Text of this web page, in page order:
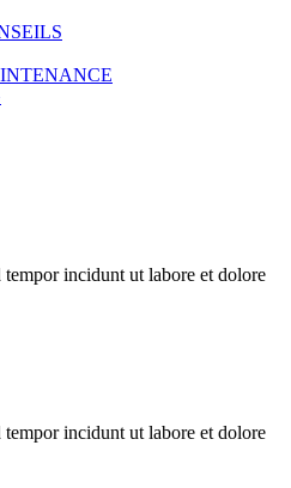
incidunt ut labore et dolore
incidunt ut labore et dolore